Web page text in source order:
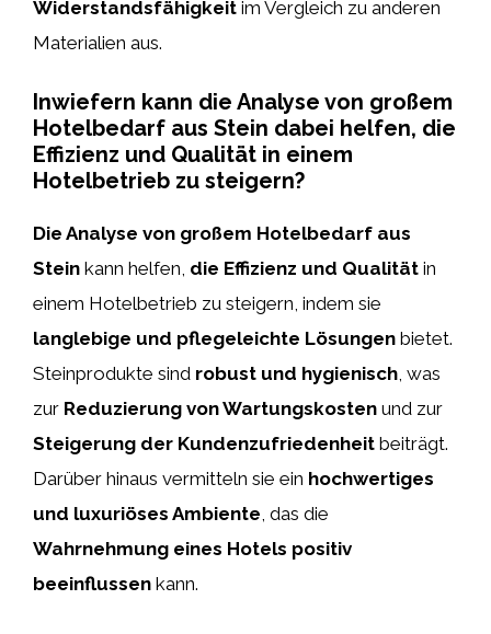
Widerstandsfähigkeit im Vergleich zu anderen
Materialien aus.
Inwiefern kann die Analyse von großem
Hotelbedarf aus Stein dabei helfen, die
Effizienz und Qualität in einem
Hotelbetrieb zu steigern?
Die Analyse von großem Hotelbedarf aus
Stein kann helfen, die Effizienz und Qualität in
einem Hotelbetrieb zu steigern, indem sie
langlebige und pflegeleichte Lösungen bietet.
Steinprodukte sind robust und hygienisch , was
zur Reduzierung von Wartungskosten und zur
Steigerung der Kundenzufriedenheit beiträgt.
Darüber hinaus vermitteln sie ein hochwertiges
und luxuriöses Ambiente , das die
Wahrnehmung eines Hotels positiv
beeinflussen kann.